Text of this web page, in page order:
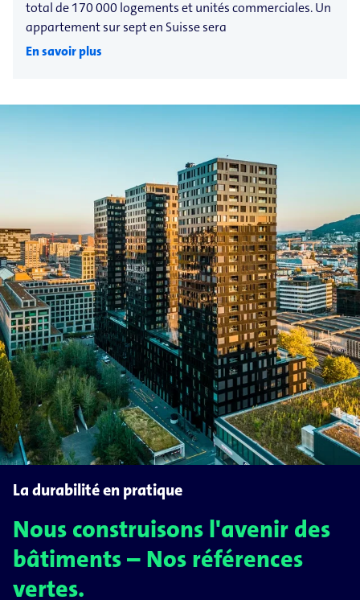
total de 170 000 logements et unités commerciales. Un
appartement sur sept en Suisse sera
En savoir plus
La durabilité en pratique
Nous construisons l'avenir des
bâtiments – Nos références
vertes.